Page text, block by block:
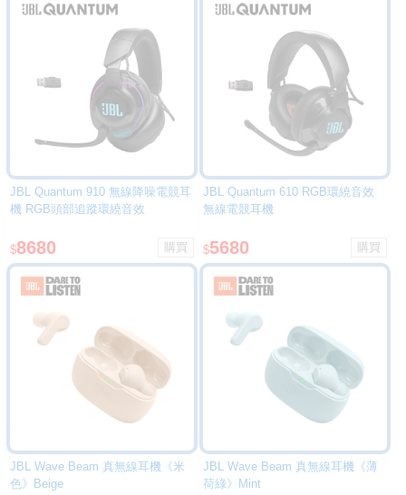
JBL Quantum 910 無線降噪電競耳
機 RGB頭部追蹤環繞音效
$8680
JBL Quantum 610 RGB環繞音效
無線電競耳機
$5680
JBL Wave Beam 真無線耳機《米
色》Beige
JBL Wave Beam 真無線耳機《薄
荷綠》Mint